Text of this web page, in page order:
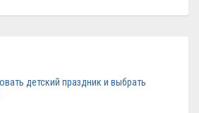
детский праздник и выбрать